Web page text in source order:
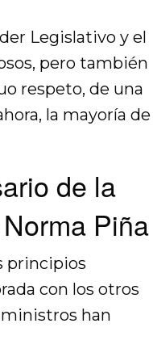
Legislativo y el
pero también
respeto, de una
la mayoría de
de la
Piña
principios
con los otros
ministros han